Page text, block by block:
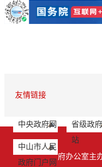
友情链接
中央政府网
省级政
站
中山市人民
政府门户网
府办公室主